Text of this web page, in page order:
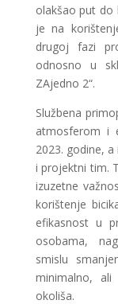
olakšao put do
je na
drugoj fazi
odnosno u
ZAjedno 2“.
Službena
atmosferom i
2023. godine,
i projektni tim.
izuzetne
korištenje
efikasnost u
osobama,
smislu
minimalno,
okoliša.